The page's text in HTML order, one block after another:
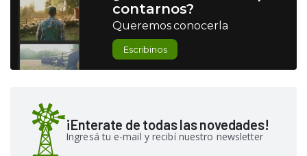
contarnos?
Queremos conocerla
Escribinos
¡Enterate de todas las novedades!
Ingresá tu e-mail y recibí nuestro newsletter